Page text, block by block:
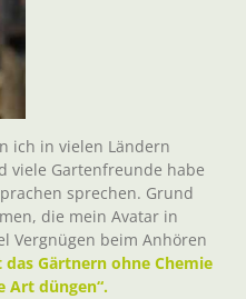
ich in vielen Ländern
viele Gartenfreunde habe
sprechen. Grund
die mein Avatar in
Vergnügen beim Anhören
das Gärtnern ohne Chemie
Art düngen“.